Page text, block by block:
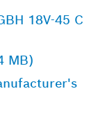
18V-45 C
MB)